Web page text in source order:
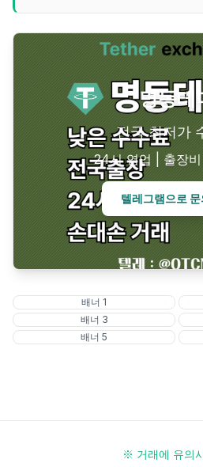
명동테
전국 최저가
24시 영업 | 출장
텔레그램으로
배너 1
배너 3
배너 5
※ 거래에 유의